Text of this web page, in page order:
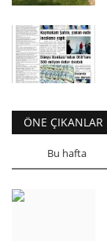
ÖNE ÇIKANLAR
Bu hafta